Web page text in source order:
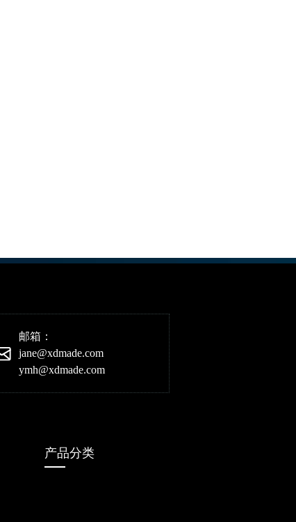
邮箱：
jane@xdmade.com
ymh@xdmade.com
产品分类